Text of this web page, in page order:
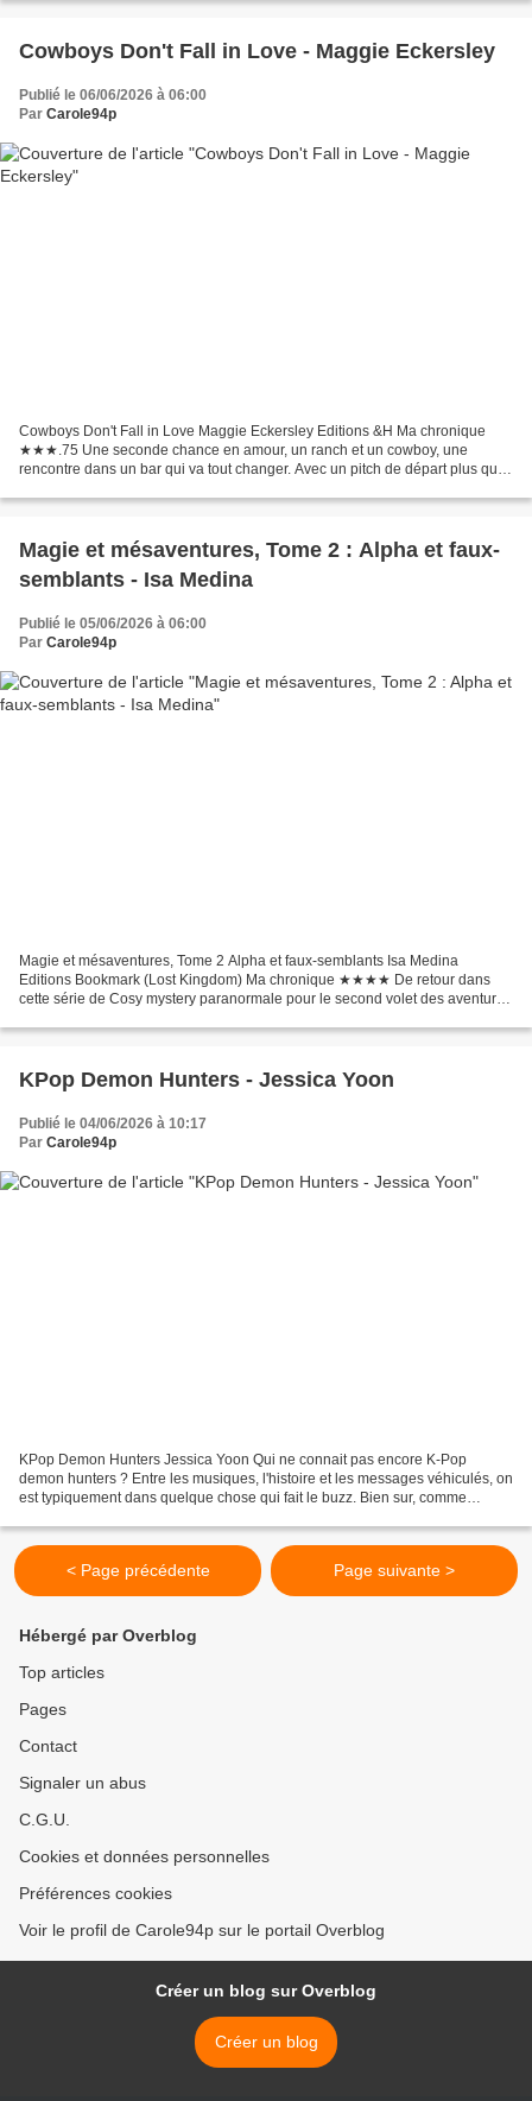
Cowboys Don't Fall in Love - Maggie Eckersley
Publié le 06/06/2026 à 06:00
Par Carole94p
Cowboys Don't Fall in Love Maggie Eckersley Editions &H Ma chronique
★★★.75 Une seconde chance en amour, un ranch et un cowboy, une
rencontre dans un bar qui va tout changer. Avec un pitch de départ plus que
Magie et mésaventures, Tome 2 : Alpha et faux-
semblants - Isa Medina
Publié le 05/06/2026 à 06:00
Par Carole94p
Magie et mésaventures, Tome 2 Alpha et faux-semblants Isa Medina
Editions Bookmark (Lost Kingdom) Ma chronique ★★★★ De retour dans
cette série de Cosy mystery paranormale pour le second volet des aventures
KPop Demon Hunters - Jessica Yoon
Publié le 04/06/2026 à 10:17
Par Carole94p
KPop Demon Hunters Jessica Yoon Qui ne connait pas encore K-Pop
demon hunters ? Entre les musiques, l'histoire et les messages véhiculés, on
est typiquement dans quelque chose qui fait le buzz. Bien sur, comme
< Page précédente Page suivante >
Hébergé par Overblog
Top articles
Pages
Contact
Signaler un abus
C.G.U.
Cookies et données personnelles
Préférences cookies
Voir le profil de Carole94p sur le portail Overblog
Créer un blog sur Overblog
Créer un blog